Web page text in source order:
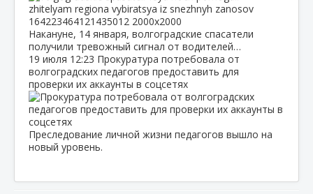
Накануне, 14 января, волгоградские спасатели
получили тревожный сигнал от водителей…
19 июля 12:23 Прокуратура потребовала от
волгоградских педагогов предоставить для
проверки их аккаунты в соцсетях
Преследование личной жизни педагогов вышло на
новый уровень.